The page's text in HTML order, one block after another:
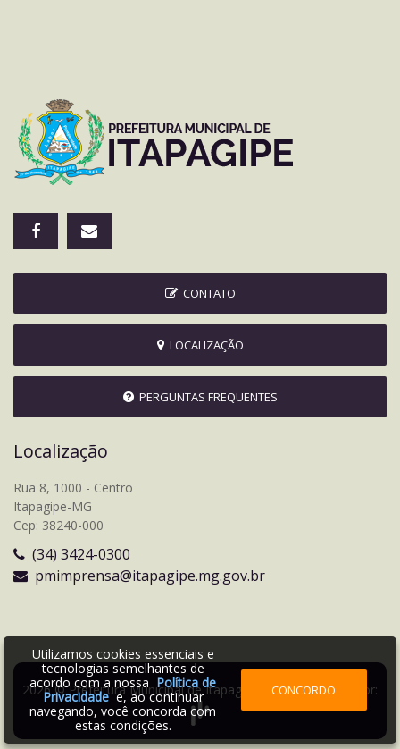
CONTATO
LOCALIZAÇÃO
PERGUNTAS FREQUENTES
Localização
Rua 8, 1000 - Centro
Itapagipe-MG
Cep: 38240-000
(34) 3424-0300
pmimprensa@itapagipe.mg.gov.br
2026 © Prefeitura Municipal de Itapagipe | Desenvolvido por:
Utilizamos cookies essenciais e
tecnologias semelhantes de
acordo com a nossaPolítica de
Privacidadee, ao continuar
navegando, você concorda com
estas condições.
CONCORDO